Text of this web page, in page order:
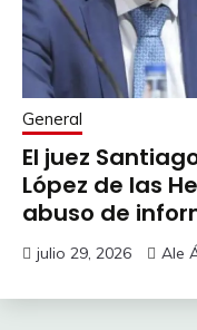
General
El juez
López de las
abuso de
julio 29, 2026 Ale